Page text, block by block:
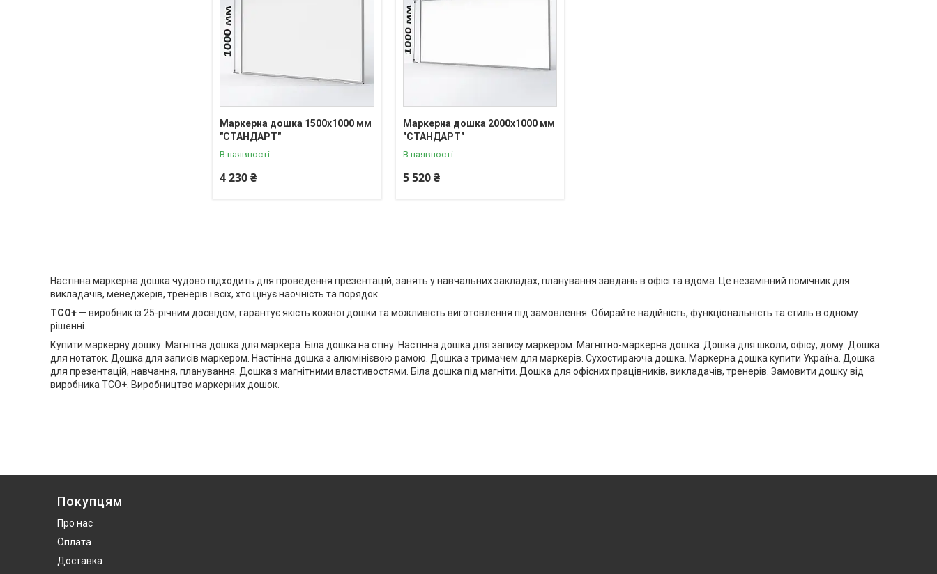
Маркерна дошка 1500х1000 мм
"СТАНДАРТ"
В наявності
4 230 ₴
Маркерна дошка 2000х1000 мм
"СТАНДАРТ"
В наявності
5 520 ₴
Настінна маркерна дошка чудово підходить для проведення презентацій, занять у навчальних закладах, планування завдань в офісі та вдома. Це незамінний помічник для
викладачів, менеджерів, тренерів і всіх, хто цінує наочність та порядок.
ТСО+ — виробник із 25-річним досвідом, гарантує якість кожної дошки та можливість виготовлення під замовлення. Обирайте надійність, функціональність та стиль в одному
рішенні.
Купити маркерну дошку. Магнітна дошка для маркера. Біла дошка на стіну. Настінна дошка для запису маркером. Магнітно-маркерна дошка. Дошка для школи, офісу, дому. Дошка
для нотаток. Дошка для записів маркером. Настінна дошка з алюмінієвою рамою. Дошка з тримачем для маркерів. Сухостираюча дошка. Маркерна дошка купити Україна. Дошка
для презентацій, навчання, планування. Дошка з магнітними властивостями. Біла дошка під магніти. Дошка для офісних працівників, викладачів, тренерів. Замовити дошку від
виробника ТСО+. Виробництво маркерних дошок.
Покупцям
Про нас
Оплата
Доставка